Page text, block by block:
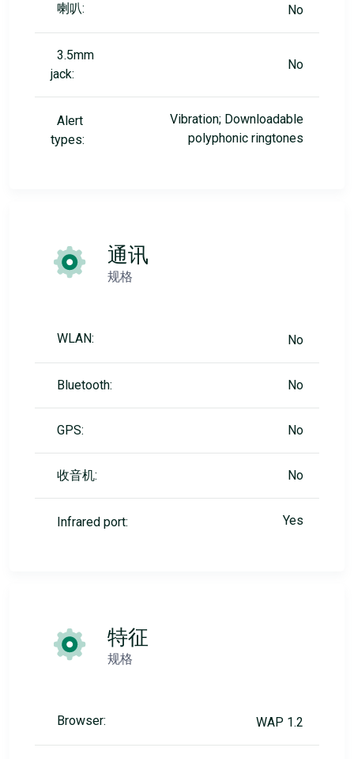
喇叭: No
3.5mm
jack:
No
Alert
types:
Vibration; Downloadable
polyphonic ringtones
通讯
规格
WLAN: No
Bluetooth: No
GPS: No
收音机: No
Infrared port: Yes
特征
规格
Browser: WAP 1.2